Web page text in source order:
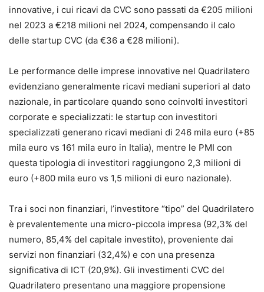
innovative, i cui ricavi da CVC sono passati da €205 milioni
nel 2023 a €218 milioni nel 2024, compensando il calo
delle startup CVC (da €36 a €28 milioni).
Le performance delle imprese innovative nel Quadrilatero
evidenziano generalmente ricavi mediani superiori al dato
nazionale, in particolare quando sono coinvolti investitori
corporate e specializzati: le startup con investitori
specializzati generano ricavi mediani di 246 mila euro (+85
mila euro vs 161 mila euro in Italia), mentre le PMI con
questa tipologia di investitori raggiungono 2,3 milioni di
euro (+800 mila euro vs 1,5 milioni di euro nazionale).
Tra i soci non finanziari, l’investitore “tipo” del Quadrilatero
è prevalentemente una micro-piccola impresa (92,3% del
numero, 85,4% del capitale investito), proveniente dai
servizi non finanziari (32,4%) e con una presenza
significativa di ICT (20,9%). Gli investimenti CVC del
Quadrilatero presentano una maggiore propensione